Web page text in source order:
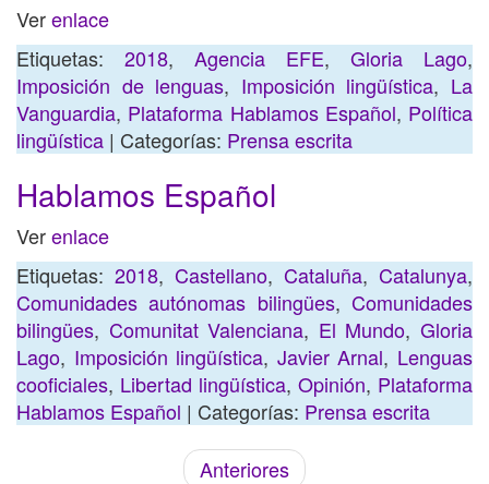
Verenlace
Etiquetas: 2018, Agencia EFE, Gloria Lago,
Imposición de lenguas, Imposición lingüística, La
Vanguardia, Plataforma Hablamos Español, Política
lingüística | Categorías: Prensa escrita
Hablamos Español
Verenlace
Etiquetas: 2018, Castellano, Cataluña, Catalunya,
Comunidades autónomas bilingües,Comunidades
bilingües, Comunitat Valenciana, El Mundo,Gloria
Lago, Imposición lingüística, Javier Arnal, Lenguas
cooficiales, Libertad lingüística, Opinión, Plataforma
Hablamos Español | Categorías: Prensa escrita
Anteriores